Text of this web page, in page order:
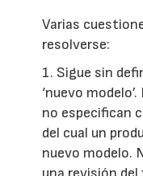
Varias
resolverse:
1. Sigue sin
‘nuevo
no especifican
del cual un
nuevo modelo.